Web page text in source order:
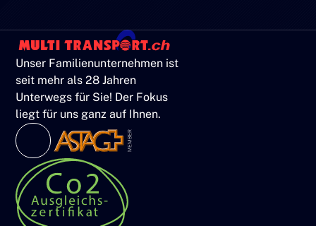
Unser Familienunternehmen ist
seit mehr als 28 Jahren
Unterwegs für Sie! Der Fokus
liegt für uns ganz auf Ihnen.